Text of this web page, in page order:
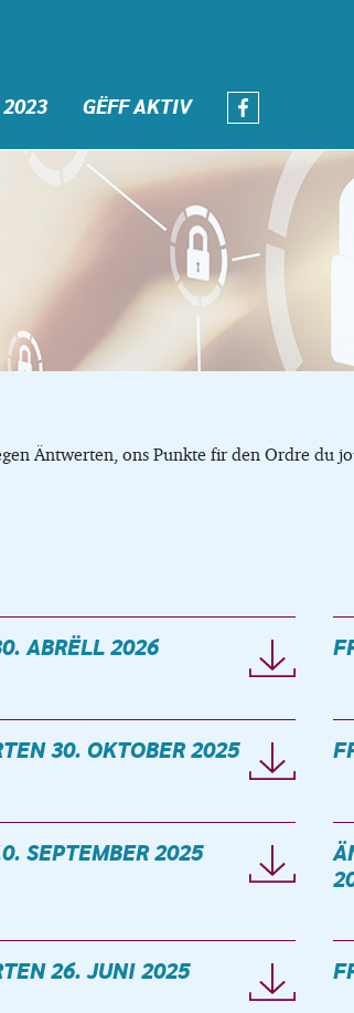
2023 GËFF AKTIV
Äntwerten, ons Punkte fir den Ordre du
ABRËLL 2026
30. OKTOBER 2025
SEPTEMBER 2025
26. JUNI 2025